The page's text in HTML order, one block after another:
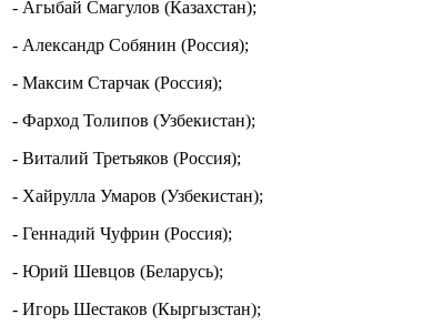
- Агыбай Смагулов (Казахстан);
- Александр Собянин (Россия);
- Максим Старчак (Россия);
- Фарход Толипов (Узбекистан);
- Виталий Третьяков (Россия);
- Хайрулла Умаров (Узбекистан);
- Геннадий Чуфрин (Россия);
- Юрий Шевцов (Беларусь);
- Игорь Шестаков (Кыргызстан);